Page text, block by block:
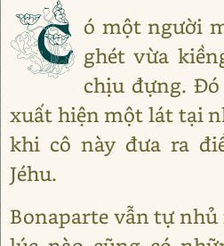
C ó một người
ghét vừa
chịu đựng.
xuất hiện một lát tại
khi cô này đưa ra
Jéhu.
Bonaparte vẫn tự